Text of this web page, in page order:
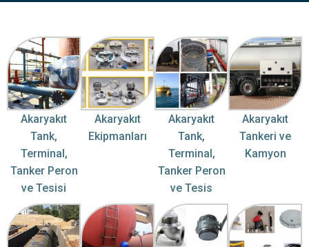
Akaryakıt
Tank,
Terminal,
Tanker Peron
ve Tesisi
Akaryakıt
Ekipmanları
Akaryakıt
Tank,
Terminal,
Tanker Peron
ve Tesis
Akaryakıt
Tankeri ve
Kamyon